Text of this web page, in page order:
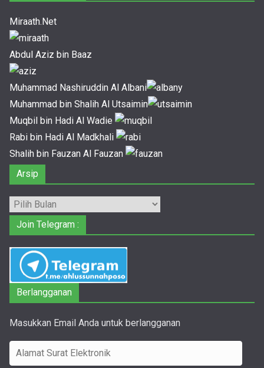
Miraath.Net
Abdul Aziz bin Baaz
Muhammad Nashiruddin Al Albani
Muhammad bin Shalih Al Utsaimin
Muqbil bin Hadi Al Wadie
Rabi bin Hadi Al Madkhali
Shalih bin Fauzan Al Fauzan
Arsip
Arsip
Join Telegram :
Berlangganan
Masukkan Email Anda untuk berlangganan
l